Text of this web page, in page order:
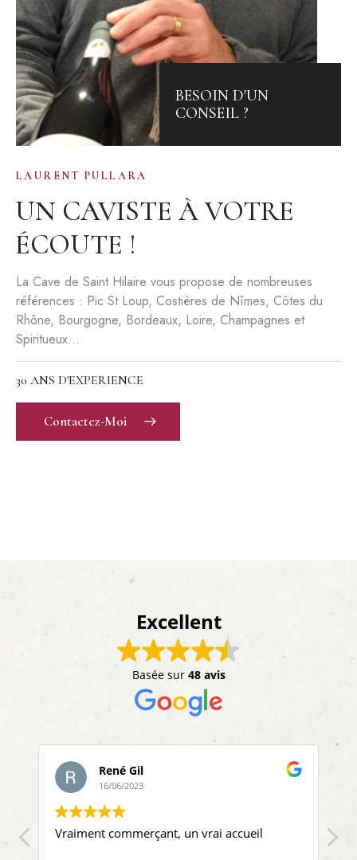
BESOIN D'UN
CONSEIL ?
LAURENT PULLARA
UN CAVISTE À VOTRE
ÉCOUTE !
La Cave de Saint Hilaire vous propose de nombreuses
références : Pic St Loup, Costières de Nîmes, Côtes du
Rhône, Bourgogne, Bordeaux, Loire, Champagnes et
Spiritueux…
30 ANS D'EXPERIENCE
Contactez-Moi
Excellent
Basée sur 48 avis
René Gil
16/06/2023
Vraiment commerçant, un vrai accueil